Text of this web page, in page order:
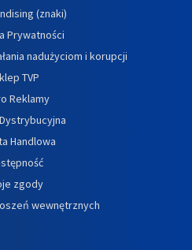
(znaki)
Prywatności
nadużyciom i korupcji
TVP
Reklamy
Handlowa
zgody
wewnętrznych